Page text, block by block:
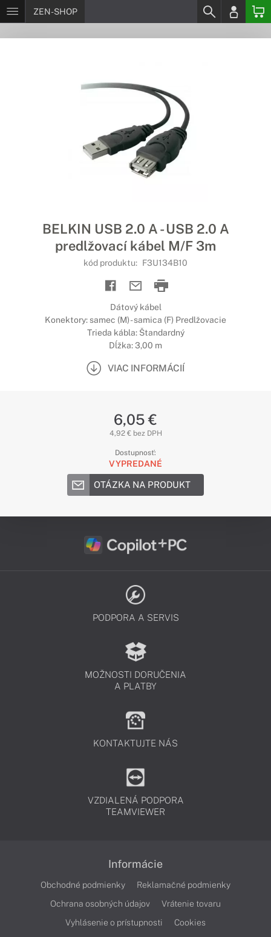
ZEN-SHOP
BELKIN USB 2.0 A - USB 2.0 A
predlžovací kábel M/F 3m
kód produktu: F3U134B10
Dátový kábel
Konektory: samec (M) - samica (F) Predlžovacie
Trieda kábla: Štandardný
Dĺžka: 3,00 m
VIAC INFORMÁCIÍ
6,05 €
4,92 € bez DPH
Dostupnosť:
VYPREDANÉ
OTÁZKA NA PRODUKT
PODPORA A SERVIS
MOŽNOSTI DORUČENIA
A PLATBY
KONTAKTUJTE NÁS
VZDIALENÁ PODPORA
TEAMVIEWER
Informácie
Obchodné podmienky
Reklamačné podmienky
Ochrana osobných údajov
Vrátenie tovaru
Vyhlásenie o prístupnosti
Cookies